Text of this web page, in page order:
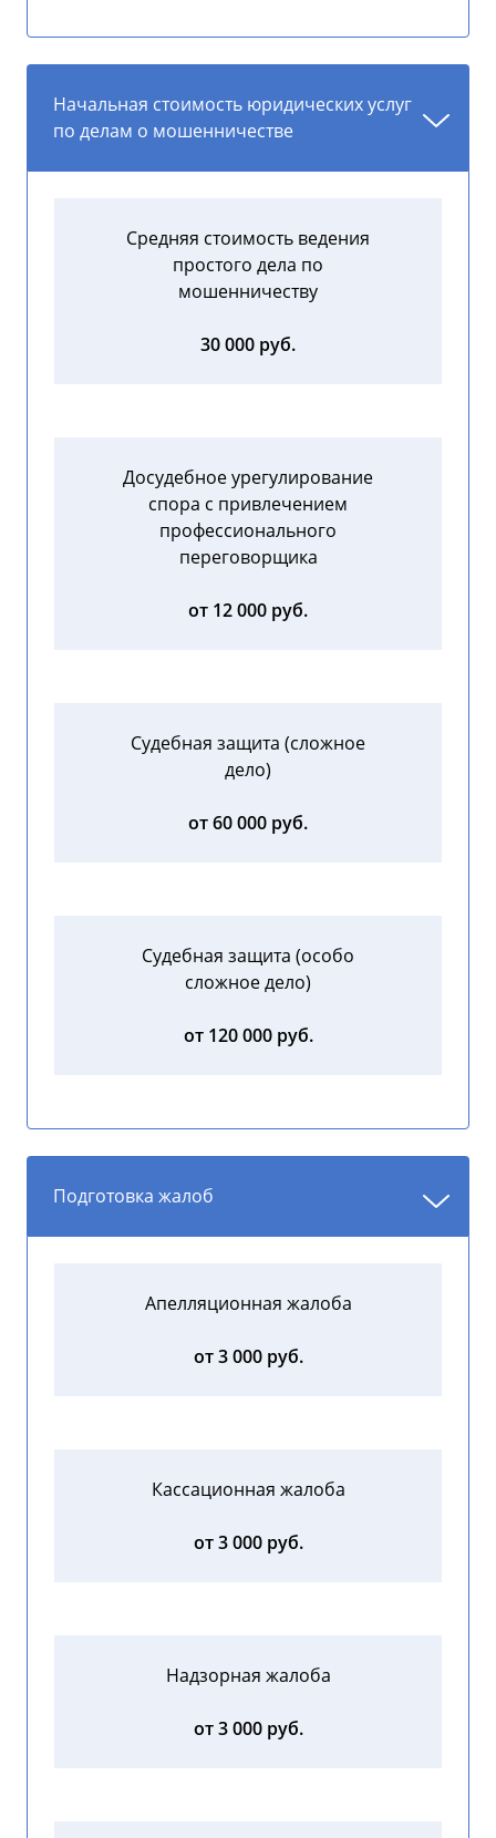
Начальная стоимость юридических услуг
по делам о мошенничестве
Средняя стоимость ведения
простого дела по
мошенничеству
30 000 руб.
Досудебное урегулирование
спора с привлечением
профессионального
переговорщика
от 12 000 руб.
Судебная защита (сложное
дело)
от 60 000 руб.
Судебная защита (особо
сложное дело)
от 120 000 руб.
Подготовка жалоб
Апелляционная жалоба
от 3 000 руб.
Кассационная жалоба
от 3 000 руб.
Надзорная жалоба
от 3 000 руб.